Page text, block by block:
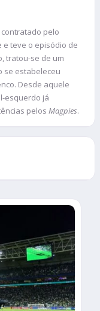
contratado pelo
e teve o episódio de
tratou-se de um
se estabeleceu
Desde aquele
esquerdo já
pelos Magpies.